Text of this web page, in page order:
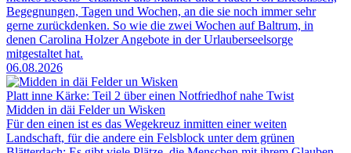
Begegnungen, Tagen und Wochen, an die sie noch immer sehr
gerne zurückdenken. So wie die zwei Wochen auf Baltrum, in
denen Carolina Holzer Angebote in der Urlauberseelsorge
mitgestaltet hat.
06.08.2026
Platt inne Kärke: Teil 2 über einen Notfriedhof nahe Twist
Midden in däi Felder un Wisken
Für den einen ist es das Wegekreuz inmitten einer weiten
Landschaft, für die andere ein Felsblock unter dem grünen